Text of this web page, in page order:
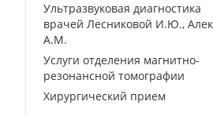
Ультразвуковая диагностика
врачей Лесниковой И.Ю.,
А.М.
Услуги отделения магнитно-
резонансной томографии
Хирургический прием